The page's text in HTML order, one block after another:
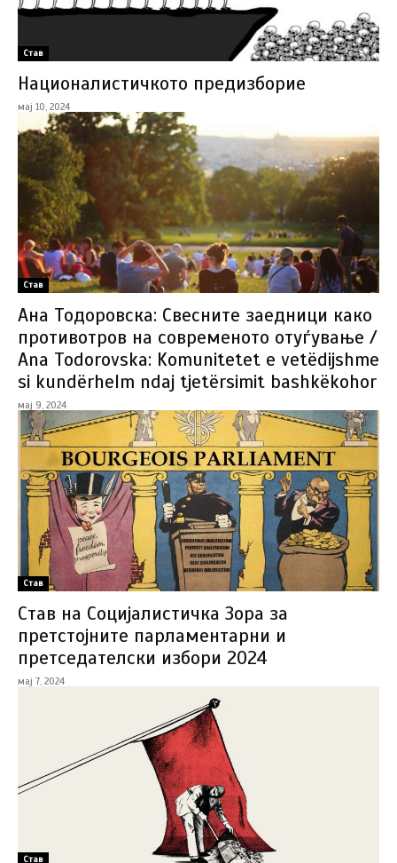
Став
Националистичкото предизборие
мај 10, 2024
Став
Ана Тодоровска: Свесните заедници како
противотров на современото отуѓување /
Ana Todorovska: Komunitetet e vetëdijshme
si kundërhelm ndaj tjetërsimit bashkëkohor
мај 9, 2024
Став
Став на Социјалистичка Зора за
претстојните парламентарни и
претседателски избори 2024
мај 7, 2024
Став